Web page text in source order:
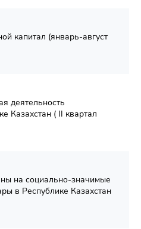
капитал (январь-август
деятельность
Казахстан ( II квартал
на социально-значимые
в Республике Казахстан